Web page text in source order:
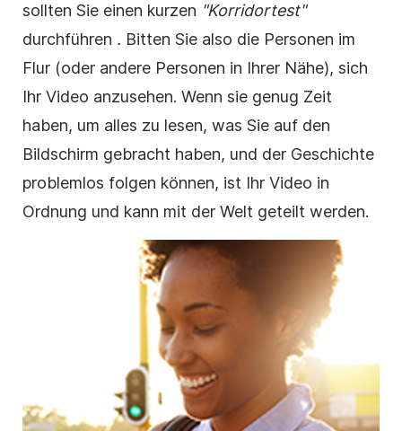
sollten Sie einen kurzen "Korridortest"
durchführen . Bitten Sie also die Personen im
Flur (oder andere Personen in Ihrer Nähe), sich
Ihr Video anzusehen. Wenn sie genug Zeit
haben, um alles zu lesen, was Sie auf den
Bildschirm gebracht haben, und der Geschichte
problemlos folgen können, ist Ihr Video in
Ordnung und kann mit der Welt geteilt werden.